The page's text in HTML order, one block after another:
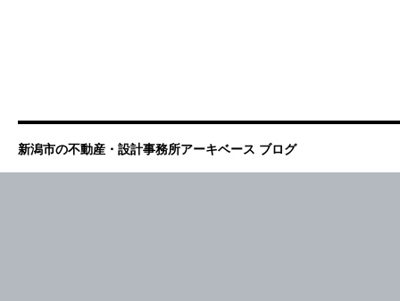
新潟市の不動産・設計事務所アーキベース ブログ